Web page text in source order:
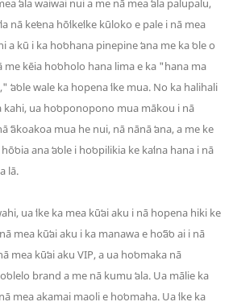
ʻala waiwai nui a me nā mea ʻala palupalu,
nā keʻena hōʻikeʻike kūloko e pale i nā mea
a kū i ka hoʻohana pinepine ʻana me ka ʻole o
me kēia hoʻoholo hana lima e ka "hana ma
ʻaʻole wale ka hopena ʻike mua. No ka halihali
kahi, ua hoʻoponopono mua mākou i nā
ʻākoakoa mua he nui, nā nānā ʻana, a me ke
ana ʻaʻole i hoʻopilikia ke kaʻina hana i nā
lā.
ua ʻike ka mea kūʻai aku i nā hopena hiki ke
nā mea kūʻai aku i ka manawa e hoʻāʻo ai i nā
mea kūʻai aku VIP, a ua hoʻomaka nā
brand a me nā kumu ʻala. Ua mālie ka
mea akamai maoli e hoʻomaha. Ua ʻike ka